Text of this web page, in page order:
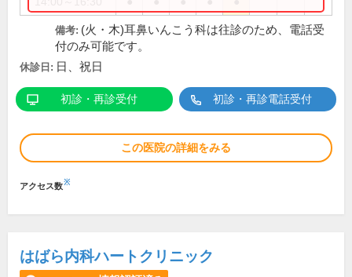
備考: (火・木)耳鼻いんこう科は往診のため、電話受
付のみ可能です。
休診日: 日、祝日
初診・再診受付 初診・再診電話受付
この医院の詳細をみる
アクセス数※
はばら内科ハートクリニック